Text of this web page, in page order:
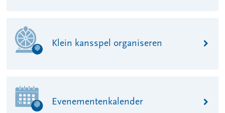
Klein kansspel organiseren
Evenementenkalender